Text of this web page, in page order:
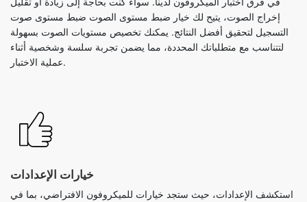
إخراج الصوت، يتيح لك خيار ضبط مستوى الصوت ضبط مستوى صوت
التسجيل لتحقيق أفضل النتائج. يمكنك تخصيص مستويات الصوت بسهولة
لتتناسب مع متطلباتك المحددة، مما يضمن تجربة سلسة وشخصية أثناء
عملية الاختبار.
خيارات الإعدادات
استكشف الإعدادات، حيث ستجد خيارات للميكروفون الافتراضي، بما في